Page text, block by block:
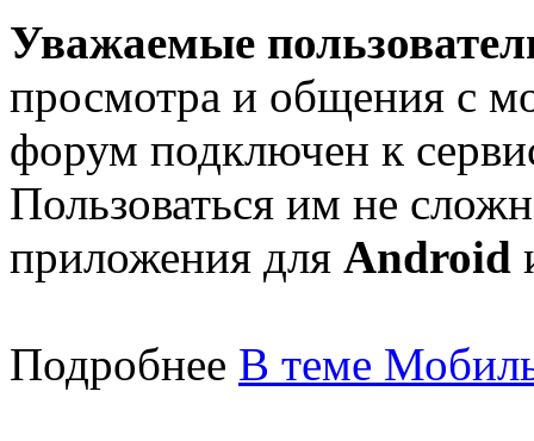
Уважаемые
просмотра и общения с
форум подключен к
Пользоваться им не
приложения для Android
Подробнее В теме